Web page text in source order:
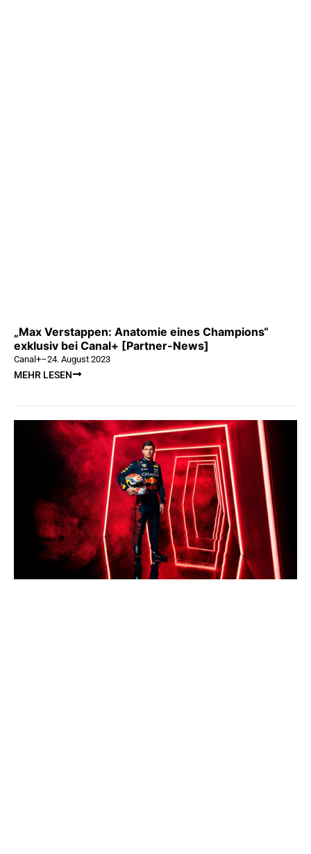
„Max Verstappen: Anatomie eines Champions“
exklusiv bei Canal+ [Partner-News]
Canal+–24. August 2023
MEHR LESEN